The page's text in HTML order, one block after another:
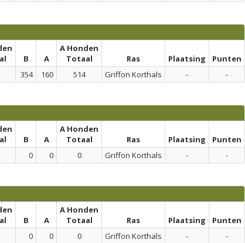
B A
A Honden
Totaal
Ras Plaatsing
Punten
354 160 514 Griffon Korthals - -
B A
A Honden
Totaal
Ras Plaatsing
Punten
0 0 0 Griffon Korthals - -
B A
A Honden
Totaal
Ras Plaatsing
Punten
0 0 0 Griffon Korthals - -